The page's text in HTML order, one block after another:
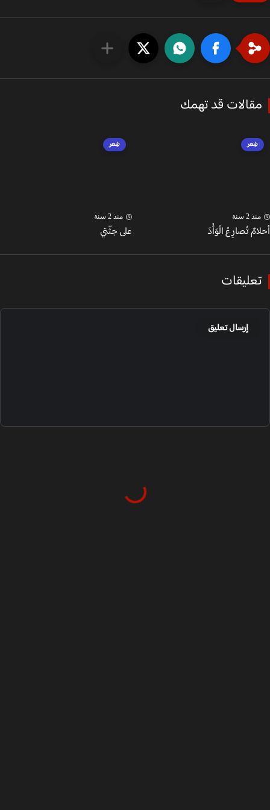
قد تهمك
شِعر
2 سنة
تُصارِعُ الْوَأْدَ
شِعر
منذ 2 سنة
على جثّتي
إرسال تعليق